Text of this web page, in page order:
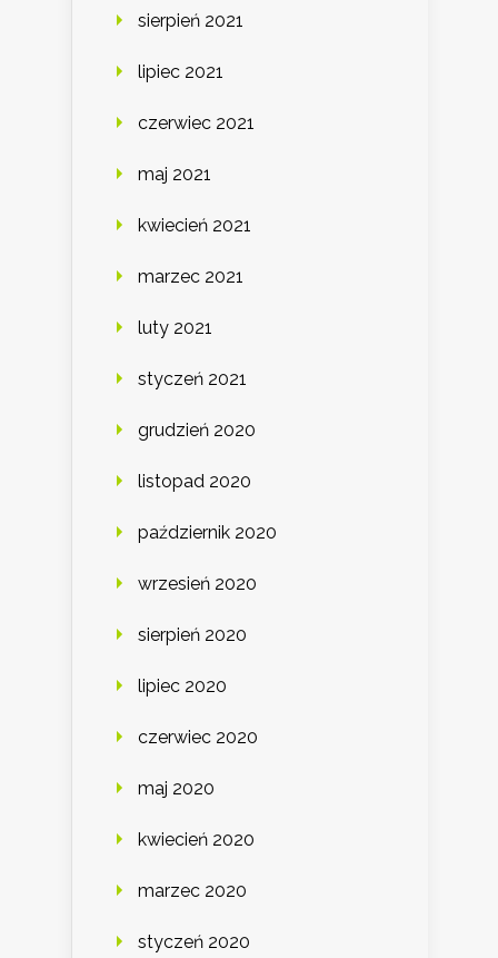
sierpień 2021
lipiec 2021
czerwiec 2021
maj 2021
kwiecień 2021
marzec 2021
luty 2021
styczeń 2021
grudzień 2020
listopad 2020
październik 2020
wrzesień 2020
sierpień 2020
lipiec 2020
czerwiec 2020
maj 2020
kwiecień 2020
marzec 2020
styczeń 2020